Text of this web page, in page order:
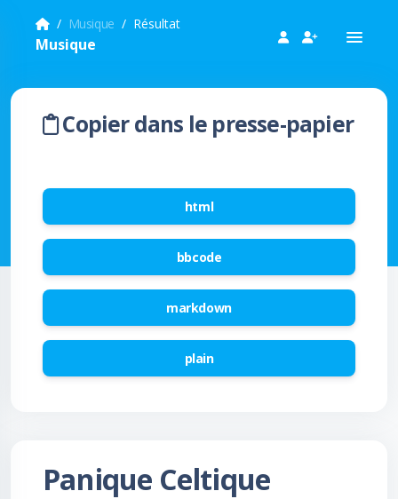
Musique Résultat
Musique
Copier dans le presse-papier
html
bbcode
markdown
plain
Panique Celtique